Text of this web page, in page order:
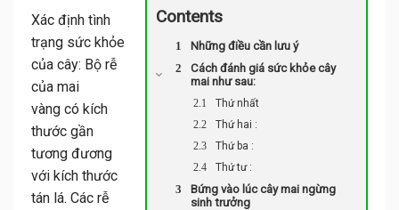
Contents
Những điều cần lưu ý
Cách đánh giá sức khỏe cây
mai như sau:
Thứ nhất
Thứ hai :
Thứ ba :
Thứ tư :
Bứng vào lúc cây mai ngừng
sinh trưởng
Xác định tình
trạng sức khỏe
của cây: Bộ rễ
của mai
vàng có kích
thước gần
tương đương
với kích thước
tán lá. Các rễ